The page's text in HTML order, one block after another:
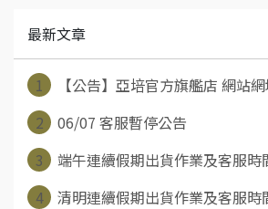
最新文章
1
【公告】亞培官方旗艦店 網站
2
06/07 客服暫停公告
3
端午連續假期出貨作業及客服時
4
清明連續假期出貨作業及客服時